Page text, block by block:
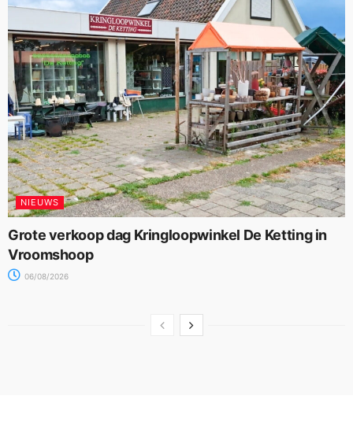
NIEUWS
Grote verkoop dag Kringloopwinkel De Ketting in
Vroomshoop
06/08/2026